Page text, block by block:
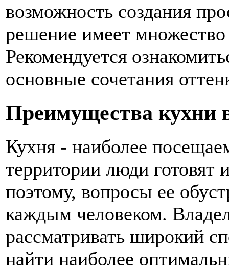
возможность создания
решение имеет
Рекомендуется
основные сочетания
Преимущества кухни
Кухня - наиболее
территории люди
поэтому, вопросы ее
каждым человеком.
рассматривать широкий
найти наиболее